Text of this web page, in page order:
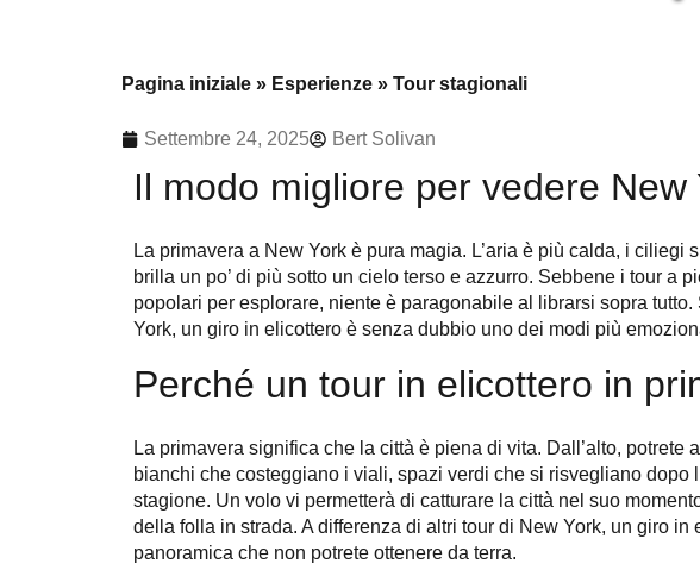
Pagina iniziale » Esperienze » Tour stagionali
Settembre 24, 2025 Bert Solivan
Il modo migliore per vedere New
La primavera a New York è pura magia. L’aria è più calda, i ciliegi
brilla un po’ di più sotto un cielo terso e azzurro. Sebbene i tour a
popolari per esplorare, niente è paragonabile al librarsi sopra
York, un giro in elicottero è senza dubbio uno dei modi più
Perché un tour in elicottero in
La primavera significa che la città è piena di vita. Dall’alto, potrete
bianchi che costeggiano i viali, spazi verdi che si risvegliano dopo
stagione. Un volo vi permetterà di catturare la città nel suo
della folla in strada. A differenza di altri tour di New York, un giro in
panoramica che non potrete ottenere da terra.